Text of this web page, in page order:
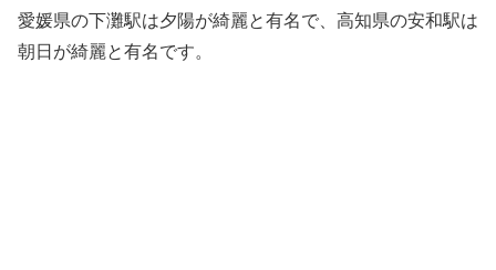
愛媛県の下灘駅は夕陽が綺麗と有名で、高知県の安和駅は
朝日が綺麗と有名です。